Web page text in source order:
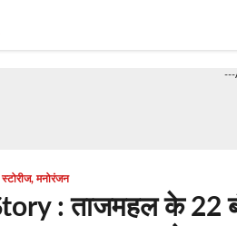
---
,मनोरंजन
: ताजमहल के 22